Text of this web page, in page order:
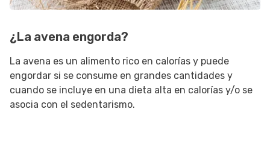
¿La avena engorda?
La avena es un alimento rico en calorías y puede
engordar si se consume en grandes cantidades y
cuando se incluye en una dieta alta en calorías y/o se
asocia con el sedentarismo.